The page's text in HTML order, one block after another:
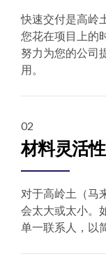
您花在项目上的
努力为您的公司
用。
材料灵活性
对于高岭土（马
会太大或太小
单一联系人，以